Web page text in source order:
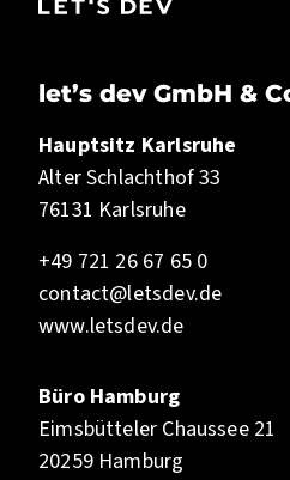
let’s dev GmbH &
Hauptsitz Karlsruhe
Alter Schlachthof 33
76131 Karlsruhe
+49 721 26 67 65 0
contact@letsdev.de
www.letsdev.de
Büro Hamburg
Eimsbütteler Chaussee 21
20259 Hamburg